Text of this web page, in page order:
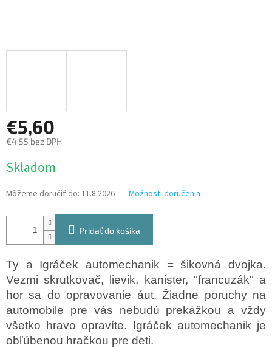
€5,60
€4,55 bez DPH
cena:
Skladom
Môžeme doručiť do: 11.8.2026 Možnosti doručenia
Pridať do košíka
Ty a Igráček automechanik = šikovná dvojka.
Vezmi skrutkovač, lievik, kanister, "francuzák" a
hor sa do opravovanie áut. Žiadne poruchy na
automobile pre vás nebudú prekážkou a vždy
všetko hravo opravíte. Igráček automechanik je
obľúbenou hračkou pre deti.